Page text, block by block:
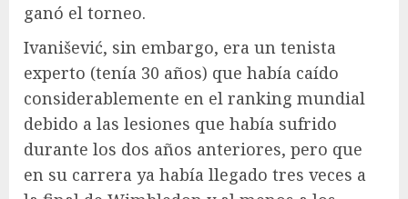
ganó el torneo.
Ivanišević, sin embargo, era un tenista
experto (tenía 30 años) que había caído
considerablemente en el ranking mundial
debido a las lesiones que había sufrido
durante los dos años anteriores, pero que
en su carrera ya había llegado tres veces a